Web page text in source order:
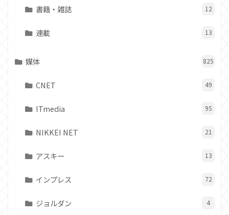
書籍・雑誌 12
連載 13
媒体 825
CNET 49
ITmedia 95
NIKKEI NET 21
アスキー 13
インプレス 72
ジョルダン 4